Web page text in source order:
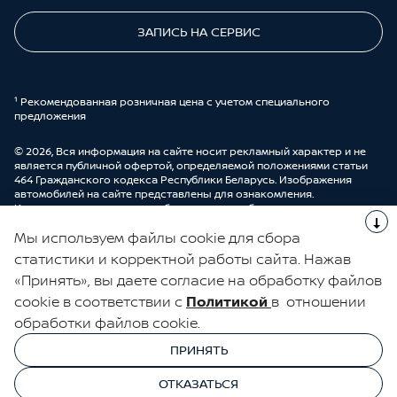
ЗАПИСЬ НА СЕРВИС
¹ Рекомендованная розничная цена с учетом специального
предложения
© 2026, Вся информация на сайте носит рекламный характер и не
является публичной офертой, определяемой положениями статьи
464 Гражданского кодекса Республики Беларусь. Изображения
автомобилей на сайте представлены для ознакомления.
Комплектации и цены могут быть изменены без предварительного
автоцентре ООО “ДрайвМоторс”.
ЭЛЕКТРОННАЯ КНИГА ОТЗЫВОВ
© 2026, УНП 191111259
ООО "ДрайвМоторс"
УНП 191111259 ООО "ДрайвМоторс"
Мы используем файлы cookie для сбора
статистики и корректной работы сайта. Нажав
«Принять», вы даете согласие на обработку файлов
cookie в соответствии с Политикой в отношении
обработки файлов cookie.
ПРИНЯТЬ
ОТКАЗАТЬСЯ